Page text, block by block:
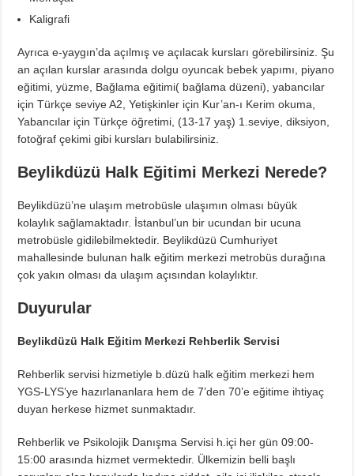
Kaligrafi
Ayrıca e-yaygın’da açılmış ve açılacak kursları görebilirsiniz. Şu
an açılan kurslar arasında dolgu oyuncak bebek yapımı, piyano
eğitimi, yüzme, Bağlama eğitimi( bağlama düzeni), yabancılar
için Türkçe seviye A2, Yetişkinler için Kur’an-ı Kerim okuma,
Yabancılar için Türkçe öğretimi, (13-17 yaş) 1.seviye, diksiyon,
fotoğraf çekimi gibi kursları bulabilirsiniz.
Beylikdüzü Halk Eğitimi Merkezi Nerede?
Beylikdüzü’ne ulaşım metrobüsle ulaşımın olması büyük
kolaylık sağlamaktadır. İstanbul’un bir ucundan bir ucuna
metrobüsle gidilebilmektedir. Beylikdüzü Cumhuriyet
mahallesinde bulunan halk eğitim merkezi metrobüs durağına
çok yakın olması da ulaşım açısından kolaylıktır.
Duyurular
Beylikdüzü Halk Eğitim Merkezi Rehberlik Servisi
Rehberlik servisi hizmetiyle b.düzü halk eğitim merkezi hem
YGS-LYS’ye hazırlananlara hem de 7’den 70’e eğitime ihtiyaç
duyan herkese hizmet sunmaktadır.
Rehberlik ve Psikolojik Danışma Servisi h.içi her gün 09:00-
15:00 arasında hizmet vermektedir. Ülkemizin belli başlı